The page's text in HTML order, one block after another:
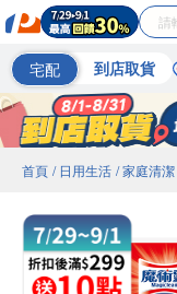
宅配 到店取貨
首頁 / 日用生活 / 家庭清